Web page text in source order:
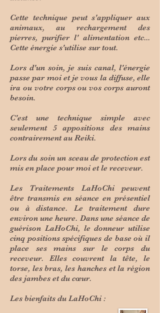
Cette technique peut s'appliquer aux
animaux, au rechargement des
pierres, purifier l' alimentation etc...
Cette énergie s'utilise sur tout.
Lors d'un soin, je suis canal, l'énergie
passe par moi et je vous la diffuse, elle
ira ou votre corps ou vos corps auront
besoin.
C'est une technique simple avec
seulement 5 appositions des mains
contrairement au Reiki.
Lors du soin un sceau de protection est
mis en place pour moi et le receveur.
Les Traitements LaHoChi peuvent
être transmis en séance en présentiel
ou à distance. Le traitement dure
environ une heure. Dans une séance de
guérison LaHoChi, le donneur utilise
cinq positions spécifiques de base où il
place ses mains sur le corps du
receveur. Elles couvrent la tête, le
torse, les bras, les hanches et la région
des jambes et du cœur.
Les bienfaits du LaHoChi :